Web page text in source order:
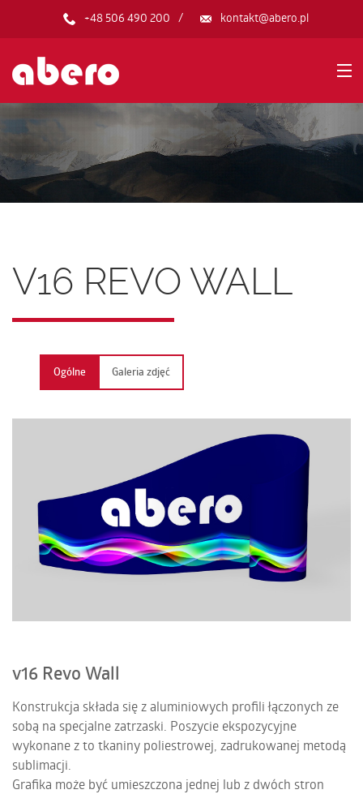
+48 506 490 200 kontakt@abero.pl
HOME
PRODUKTY
GALERIA
KONTAKT
PL | EN | DE | FR
V16 REVO WALL
Ogólne Galeria zdjęć
v16 Revo Wall
Konstrukcja składa się z aluminiowych profili łączonych ze
sobą na specjalne zatrzaski. Poszycie ekspozycyjne
wykonane z to tkaniny poliestrowej, zadrukowanej metodą
sublimacji.
Grafika może być umieszczona jednej lub z dwóch stron